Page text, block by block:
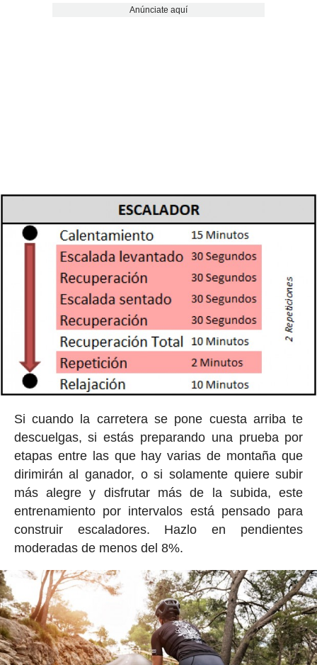
Anúnciate aquí
Si cuando la carretera se pone cuesta arriba te
descuelgas, si estás preparando una prueba por
etapas entre las que hay varias de montaña que
dirimirán al ganador, o si solamente quiere subir
más alegre y disfrutar más de la subida, este
entrenamiento por intervalos está pensado para
construir escaladores. Hazlo en pendientes
moderadas de menos del 8%.